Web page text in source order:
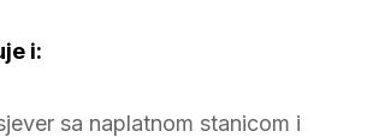
i:
sa naplatnom stanicom i